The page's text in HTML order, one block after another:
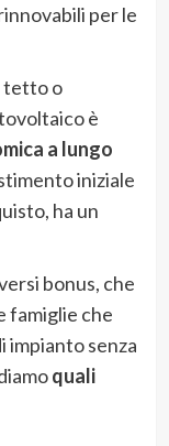
per le
tetto o
è
a lungo
iniziale
ha un
bonus, che
famiglie che
impianto senza
quali